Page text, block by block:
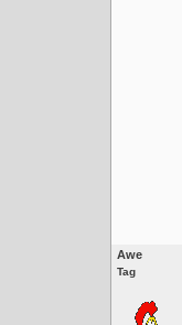
Awe
Tag